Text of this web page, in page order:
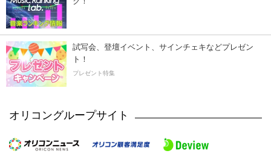
試写会、登壇イベント、サインチェキなどプレゼン
ト！
プレゼント特集
オリコングループサイト